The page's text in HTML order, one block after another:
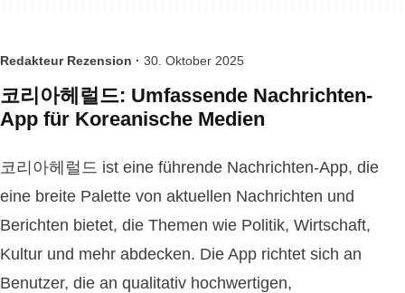
Redakteur Rezension · 30. Oktober 2025
코리아헤럴드: Umfassende Nachrichten-
App für Koreanische Medien
코리아헤럴드 ist eine führende Nachrichten-App, die
eine breite Palette von aktuellen Nachrichten und
Berichten bietet, die Themen wie Politik, Wirtschaft,
Kultur und mehr abdecken. Die App richtet sich an
Benutzer, die an qualitativ hochwertigen,